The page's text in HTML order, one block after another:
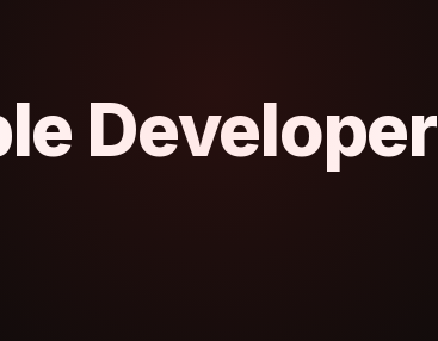
Developer